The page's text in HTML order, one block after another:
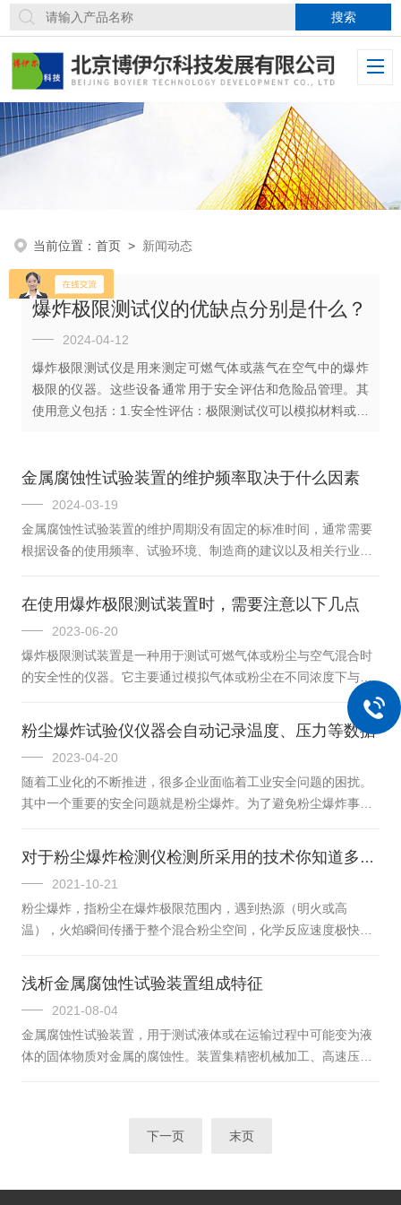
当前位置：首页 > 新闻动态
爆炸极限测试仪的优缺点分别是什么？
2024-04-12
爆炸极限测试仪是用来测定可燃气体或蒸气在空气中的爆炸
极限的仪器。这些设备通常用于安全评估和危险品管理。其
使用意义包括：1.安全性评估：极限测试仪可以模拟材料或设
金属腐蚀性试验装置的维护频率取决于什么因素
2024-03-19
金属腐蚀性试验装置的维护周期没有固定的标准时间，通常需要
根据设备的使用频率、试验环境、制造商的建议以及相关行业标
设备使用频繁，那么维护周期应该更短，以确保设备的正常运行
和测试结果的准确性。2.试验环境：腐蚀试验通常在恶劣的环境
中进行，这可能会加速设备的磨损，因此需要更频繁的维护。3.
制造商建议：设备制造商通常会提供维护手册或服务指南，建议
定期维护的时间间隔。4.行业标准：不同的测试方法可能有不同
在使用爆炸极限测试装置时，需要注意以下几点
2023-06-20
爆炸极限测试装置是一种用于测试可燃气体或粉尘与空气混合时
的安全性的仪器。它主要通过模拟气体或粉尘在不同浓度下与空
气相混合时可能产生的爆炸情况，来确定其最小爆炸浓度和最大
爆炸压力。这些数据可以用于评估和控制火灾和爆炸风险，以确
保工业生产和实验室操作的安全。本设备在现代工业中扮演着至
关重要的角色，其应用领域十分广泛。在使用时，需要严格遵守
相关安全规定和操作流程，并进行仪器校准、实验参数设置、数
据记录和分析等工作，以确保测试结果的准确性和实用性。爆炸
粉尘爆炸试验仪仪器会自动记录温度、压力等数据
2023-04-20
随着工业化的不断推进，很多企业面临着工业安全问题的困扰。
其中一个重要的安全问题就是粉尘爆炸。为了避免粉尘爆炸事故
评估爆炸风险并采取相应的安全措施。粉尘爆炸试验仪是一种专
业的试验设备，它用于模拟粉尘在空气中的燃烧过程，以检测和
分析可能导致粉尘爆炸的因素。通过进行此类试验，企业可以确
定粉尘是否具有爆炸性、爆炸亮度、压力、温度等参数，从而为
采取相关预防措施提供科学依据。工作原理是将粉尘样品放置在
对于粉尘爆炸检测仪检测所采用的技术你知道多少？
2021-10-21
粉尘爆炸，指粉尘在爆炸极限范围内，遇到热源（明火或高
温），火焰瞬间传播于整个混合粉尘空间，化学反应速度极快，
转化为机械能以及光和热的辐射，具有很强的破坏力。粉尘爆炸
检测仪采用激光光散射技术，利用激光光束照射到含尘气流上，
使光束产生散射光，粉尘浓度越高，产生的散射光强度越大，由
此测出粉尘浓度。光散射法测定公共场所空气中粉尘浓度，无需
称重，可直读粉尘浓度值，最快可实现0.1分钟快速测量。粉尘爆
浅析金属腐蚀性试验装置组成特征
2021-08-04
金属腐蚀性试验装置，用于测试液体或在运输过程中可能变为液
体的固体物质对金属的腐蚀性。装置集精密机械加工、高速压力
浴，全自动液位控制装置，分析天平和铁架台。连接方式是两个
下一页 末页